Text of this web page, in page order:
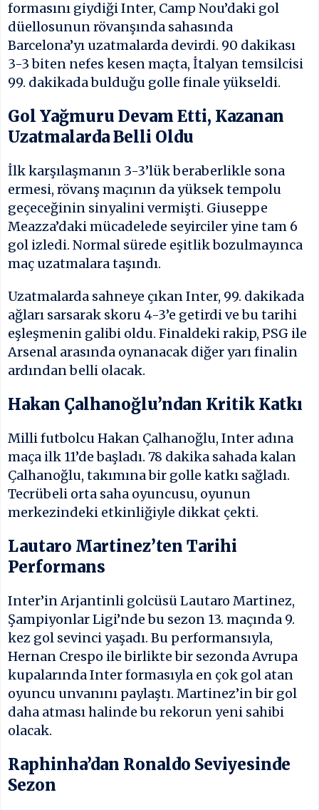
formasını giydiği Inter, Camp Nou’daki gol
düellosunun rövanşında sahasında
Barcelona’yı uzatmalarda devirdi. 90 dakikası
3-3 biten nefes kesen maçta, İtalyan temsilcisi
99. dakikada bulduğu golle finale yükseldi.
Gol Yağmuru Devam Etti, Kazanan
Uzatmalarda Belli Oldu
İlk karşılaşmanın 3-3’lük beraberlikle sona
ermesi, rövanş maçının da yüksek tempolu
geçeceğinin sinyalini vermişti. Giuseppe
Meazza’daki mücadelede seyirciler yine tam 6
gol izledi. Normal sürede eşitlik bozulmayınca
maç uzatmalara taşındı.
Uzatmalarda sahneye çıkan Inter, 99. dakikada
ağları sarsarak skoru 4-3’e getirdi ve bu tarihi
eşleşmenin galibi oldu. Finaldeki rakip, PSG ile
Arsenal arasında oynanacak diğer yarı finalin
ardından belli olacak.
Hakan Çalhanoğlu’ndan Kritik Katkı
Milli futbolcu Hakan Çalhanoğlu, Inter adına
maça ilk 11’de başladı. 78 dakika sahada kalan
Çalhanoğlu, takımına bir golle katkı sağladı.
Tecrübeli orta saha oyuncusu, oyunun
merkezindeki etkinliğiyle dikkat çekti.
Lautaro Martinez’ten Tarihi
Performans
Inter’in Arjantinli golcüsü Lautaro Martinez,
Şampiyonlar Ligi’nde bu sezon 13. maçında 9.
kez gol sevinci yaşadı. Bu performansıyla,
Hernan Crespo ile birlikte bir sezonda Avrupa
kupalarında Inter formasıyla en çok gol atan
oyuncu unvanını paylaştı. Martinez’in bir gol
daha atması halinde bu rekorun yeni sahibi
olacak.
Raphinha’dan Ronaldo Seviyesinde
Sezon